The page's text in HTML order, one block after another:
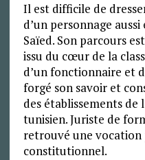
Il est difficile de
d’un personnage
Saïed. Son parcours
issu du cœur de la
d’un fonctionnaire et
forgé son savoir et
des établissements de
tunisien. Juriste de
retrouvé une
constitutionnel.